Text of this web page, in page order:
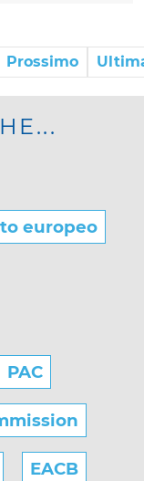
Prossimo
europeo
PAC
EACB